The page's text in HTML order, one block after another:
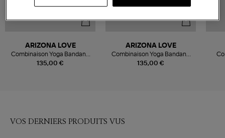
135,00 €
ARIZONA LOVE
Combinaison Yoga Bandana
Black
135,00 €
ARIZONA LOVE
Combinaison Yoga Bandana
Choco
VOS DERNIERS PRODUITS VUS